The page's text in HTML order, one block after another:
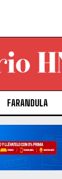
FARANDULA